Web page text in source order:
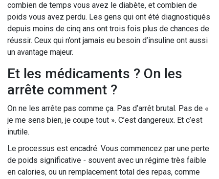
combien de temps vous avez le diabète, et combien de
poids vous avez perdu. Les gens qui ont été diagnostiqués
depuis moins de cinq ans ont trois fois plus de chances de
réussir. Ceux qui n’ont jamais eu besoin d’insuline ont aussi
un avantage majeur.
Et les médicaments ? On les
arrête comment ?
On ne les arrête pas comme ça. Pas d’arrêt brutal. Pas de «
je me sens bien, je coupe tout ». C’est dangereux. Et c’est
inutile.
Le processus est encadré. Vous commencez par une perte
de poids significative - souvent avec un régime très faible
en calories, ou un remplacement total des repas, comme